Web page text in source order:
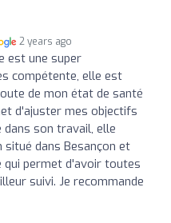
2 years ago
est une super
compétente, elle est
de mon état de santé
d'ajuster mes objectifs
dans son travail, elle
situé dans Besançon et
qui permet d'avoir toutes
suivi. Je recommande